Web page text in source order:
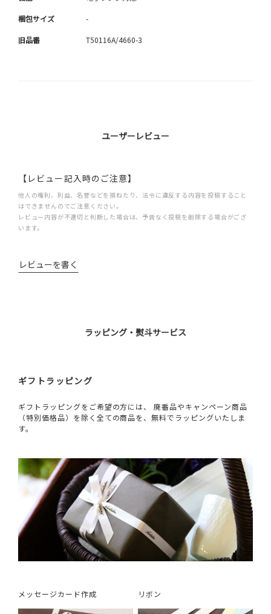
梱包サイズ -
旧品番 T50116A/4660-3
ユーザーレビュー
【レビュー記入時のご注意】
他人の権利、利益、名誉などを損ねたり、法令に違反する内容を投稿すること
はできませんのでご注意ください。
レビュー内容が不適切と判断した場合は、予告なく投稿を削除する場合がござ
います。
レビューを書く
ラッピング・熨斗サービス
ギフトラッピング
ギフトラッピングをご希望の方には、 廃番品やキャンペーン商品
（特別価格品）を除く全ての商品を、無料でラッピングいたしま
す。
メッセージカード作成 リボン